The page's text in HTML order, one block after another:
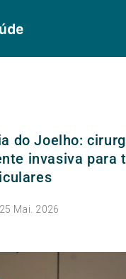
do Joelho:
invasiva para
Mai. 2026